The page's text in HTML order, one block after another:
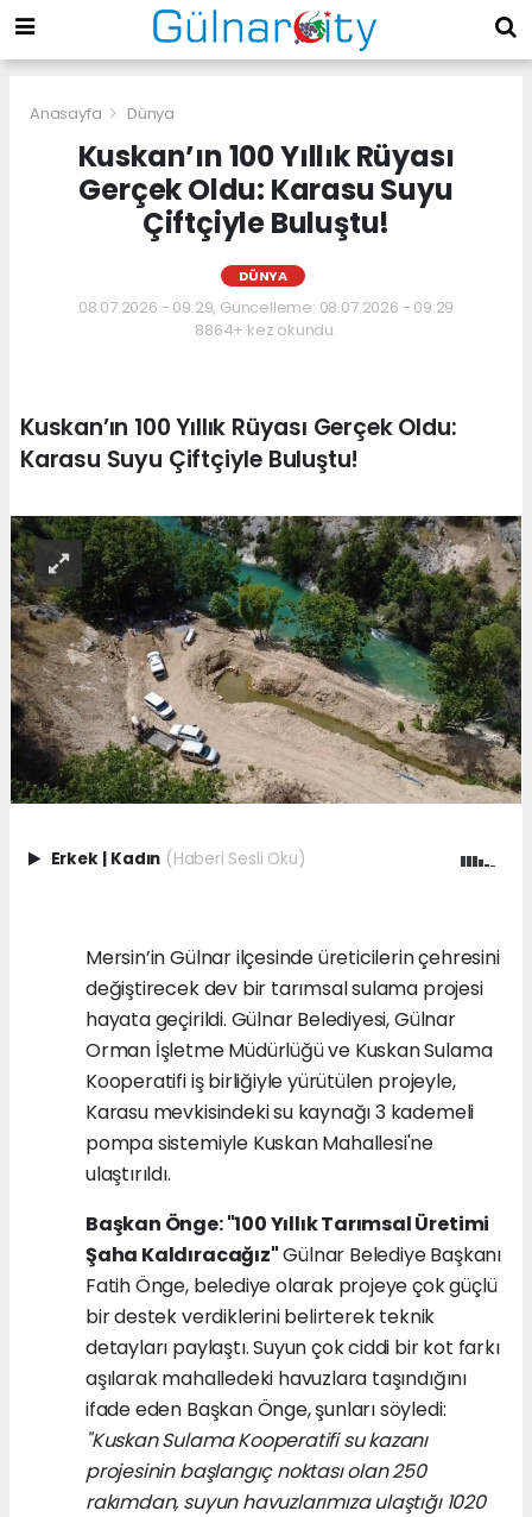
Anasayfa Dünya
Kuskan’ın 100 Yıllık Rüyası
Gerçek Oldu: Karasu Suyu
Çiftçiyle Buluştu!
DÜNYA
08.07.2026 - 09:29, Güncelleme: 08.07.2026 - 09:29
8864+ kez okundu.
Kuskan’ın 100 Yıllık Rüyası Gerçek Oldu:
Karasu Suyu Çiftçiyle Buluştu!
Erkek | Kadın (Haberi Sesli Oku)
Mersin’in Gülnar ilçesinde üreticilerin çehresini
değiştirecek dev bir tarımsal sulama projesi
hayata geçirildi. Gülnar Belediyesi, Gülnar
Orman İşletme Müdürlüğü ve Kuskan Sulama
Kooperatifi iş birliğiyle yürütülen projeyle,
Karasu mevkisindeki su kaynağı 3 kademeli
pompa sistemiyle Kuskan Mahallesi'ne
ulaştırıldı.
Başkan Önge: "100 Yıllık Tarımsal Üretimi
Şaha Kaldıracağız"Gülnar Belediye Başkanı
Fatih Önge, belediye olarak projeye çok güçlü
bir destek verdiklerini belirterek teknik
detayları paylaştı. Suyun çok ciddi bir kot farkı
aşılarak mahalledeki havuzlara taşındığını
ifade eden Başkan Önge, şunları söyledi:
"Kuskan Sulama Kooperatifi su kazanı
projesinin başlangıç noktası olan 250
rakımdan, suyun havuzlarımıza ulaştığı 1020